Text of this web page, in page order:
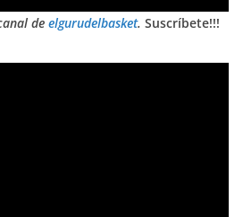
de elgurudelbasket. Suscríbete!!!